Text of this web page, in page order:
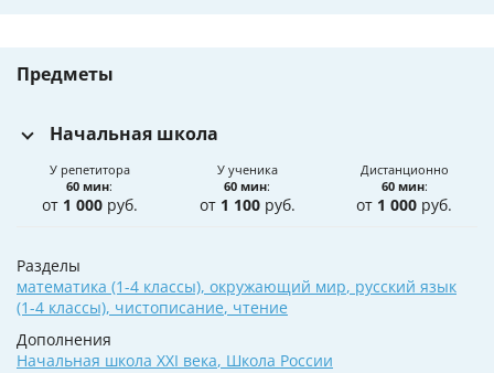
Предметы
Начальная школа
У репетитора
60 мин:
от 1 000руб.
У ученика
60 мин:
от 1 100руб.
Дистанционно
60 мин:
от 1 000 руб.
Разделы
математика (1-4 классы), окружающий мир, русский язык
(1-4 классы), чистописание, чтение
Дополнения
Начальная школа XXI века, Школа России